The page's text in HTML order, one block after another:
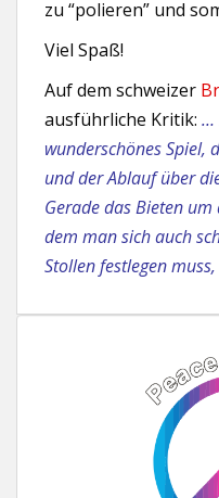
zu “polieren” und
Viel Spaß!
Auf dem schweizer
ausführliche Kritik: …
wunderschönes Spiel,
und der Ablauf über
Gerade das Bieten
dem man sich auch
Stollen festlegen